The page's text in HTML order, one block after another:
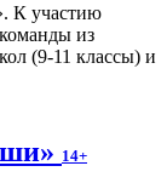
К участию
из
(9-11 классы) и
14+